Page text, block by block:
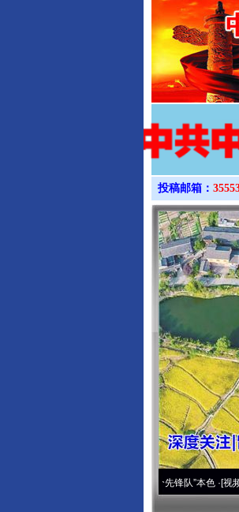
投稿邮箱：
永葆“两个先锋队”本色·[视频]牢记初心